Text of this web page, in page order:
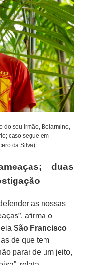
do seu irmão, Belarmino,
caso segue em
da Silva)
duas
as nossas
afirma o
São Francisco
de que tem
parar de um jeito,